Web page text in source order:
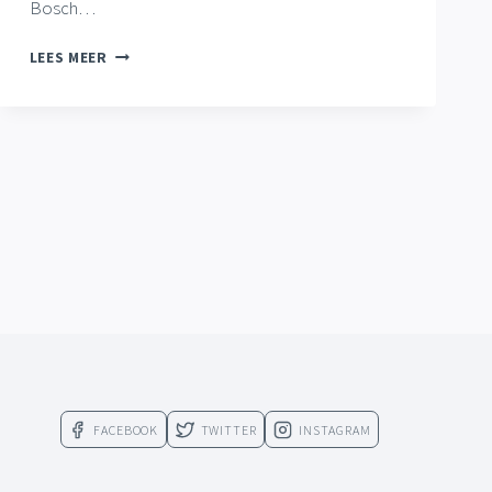
Bosch…
LEES MEER GASSEL
FACEBOOK TWITTER INSTAGRAM